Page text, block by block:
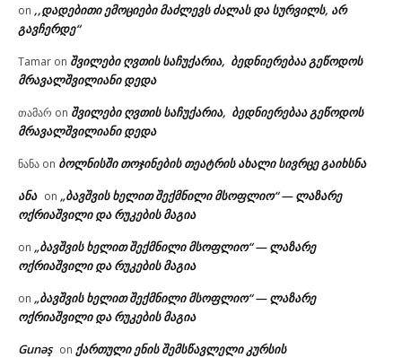
on ,,დადებითი ემოციები მაძლევს ძალას და სურვილს, არ
გავჩერდე“
Tamar on შვილები ღვთის საჩუქარია, ბედნიერებაა გეწოდოს
მრავალშვილიანი დედა
თამარ on შვილები ღვთის საჩუქარია, ბედნიერებაა გეწოდოს
მრავალშვილიანი დედა
ნანა on ბოლნისში თოჯინების თეატრის ახალი სივრცე გაიხსნა
ანა on „ბავშვის ხელით შექმნილი მსოფლიო“ — ლაზარე
ოქრიაშვილი და რუკების მაგია
on „ბავშვის ხელით შექმნილი მსოფლიო“ — ლაზარე
ოქრიაშვილი და რუკების მაგია
on „ბავშვის ხელით შექმნილი მსოფლიო“ — ლაზარე
ოქრიაშვილი და რუკების მაგია
Gunəş on ქართული ენის შემსწავლელი კურსის